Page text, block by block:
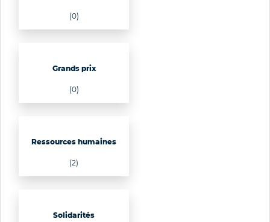
(0)
Grands prix
(0)
Ressources humaines
(2)
Solidarités